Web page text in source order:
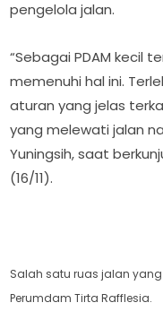
pengelola jalan.
“Sebagai PDAM kecil
memenuhi hal ini.
aturan yang jelas
yang melewati jalan
Yuningsih, saat
(16/11).
Salah satu ruas jalan
Perumdam Tirta Rafflesia.